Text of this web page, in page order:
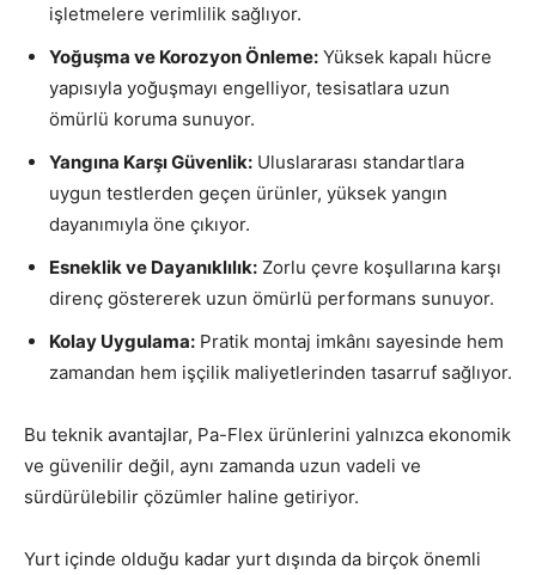
işletmelere verimlilik sağlıyor.
Yoğuşma ve Korozyon Önleme: Yüksek kapalı hücre
yapısıyla yoğuşmayı engelliyor, tesisatlara uzun
ömürlü koruma sunuyor.
Yangına Karşı Güvenlik: Uluslararası standartlara
uygun testlerden geçen ürünler, yüksek yangın
dayanımıyla öne çıkıyor.
Esneklik ve Dayanıklılık: Zorlu çevre koşullarına karşı
direnç göstererek uzun ömürlü performans sunuyor.
Kolay Uygulama: Pratik montaj imkânı sayesinde hem
zamandan hem işçilik maliyetlerinden tasarruf sağlıyor.
Bu teknik avantajlar, Pa-Flex ürünlerini yalnızca ekonomik
ve güvenilir değil, aynı zamanda uzun vadeli ve
sürdürülebilir çözümler haline getiriyor.
Yurt içinde olduğu kadar yurt dışında da birçok önemli